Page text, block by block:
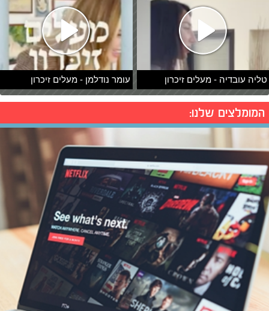
טליה עובדיה - מעלים זיכרון עומר נודלמן - מעלים זיכרון
המומלצים שלנו: